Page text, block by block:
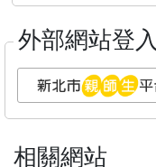
外部網站登入
相關網站